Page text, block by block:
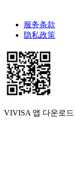
服务条款
隐私政策
VIVISA 앱 다운로드